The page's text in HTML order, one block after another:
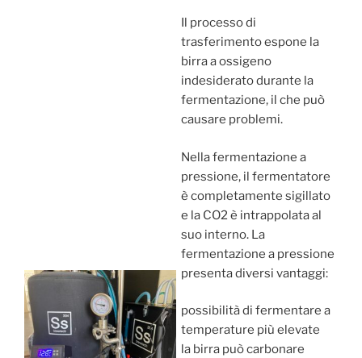
Il processo di
trasferimento espone la
birra a ossigeno
indesiderato durante la
fermentazione, il che può
causare problemi.
Nella fermentazione a
pressione, il fermentatore
è completamente sigillato
e la CO2 è intrappolata al
suo interno. La
fermentazione a pressione
presenta diversi vantaggi:
possibilità di fermentare a
temperature più elevate
la birra può carbonare